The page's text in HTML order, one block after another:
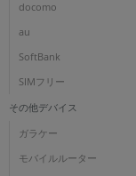
docomo
au
SoftBank
SIMフリー
その他デバイス
ガラケー
モバイルルーター